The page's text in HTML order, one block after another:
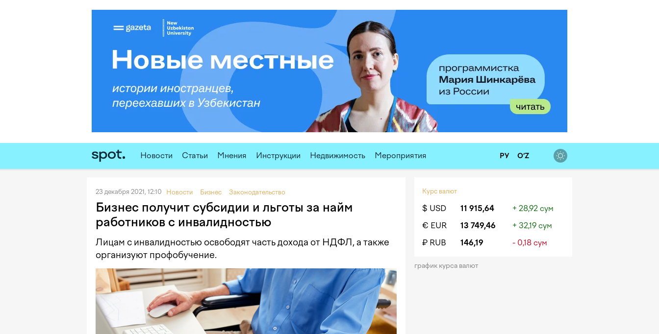
Новости Статьи Мнения Инструкции Недвижимость Мероприятия РУ O‘Z
23 декабря 2021, 12:10 Новости Бизнес Законодательство
Бизнес получит субсидии и льготы за найм
работников с инвалидностью
Лицам с инвалидностью освободят часть дохода от НДФЛ, а также
организуют профобучение.
Курс валют
$ USD 11 915,64
+ 28,92 сум
€ EUR
13 749,46
+ 32,19 сум
₽ RUB
146,19 - 0,18 сум
график курса валют